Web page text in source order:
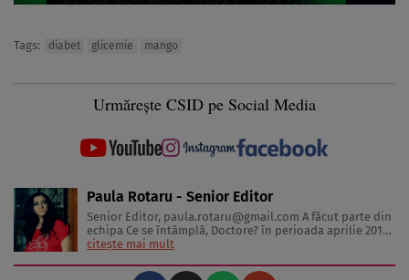
Tags: diabet glicemie mango
Urmărește CSID pe Social Media
Paula Rotaru - Senior Editor
Senior Editor, paula.rotaru@gmail.com
echipa Ce se întâmplă, Doctore? în perioada aprilie 2013-
decembrie 2023. Articolele sale cuprind informații despre
și sănătatea emoțională. Colaborări: Viața ...
citește mai mult